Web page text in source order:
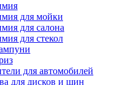
для мойки
для салона
для стекол
для автомобилей
для дисков и шин